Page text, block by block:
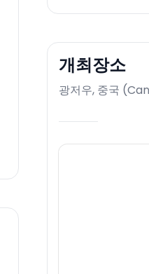
개최장소
광저우, 중국 (